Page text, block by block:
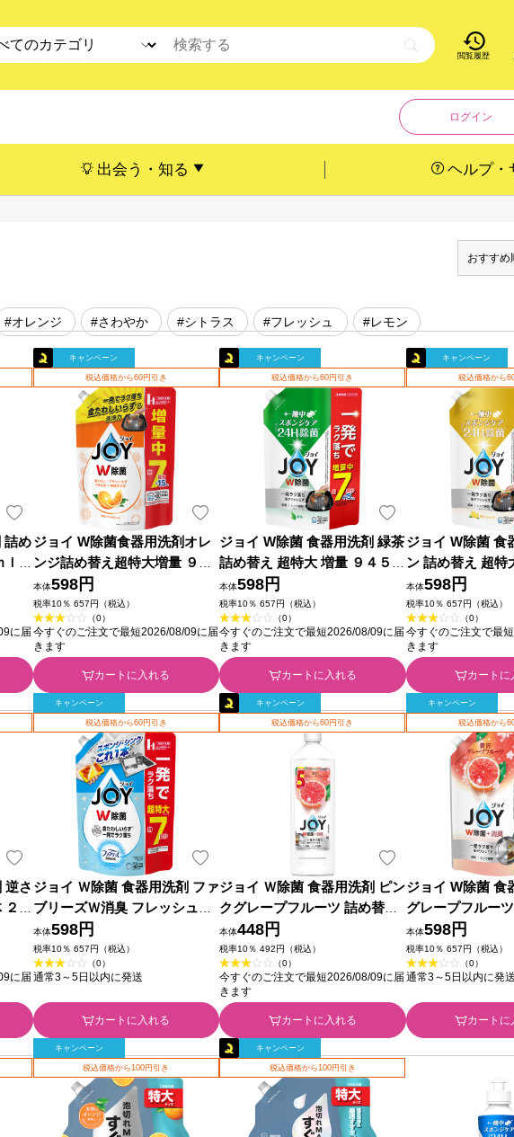
閲覧履歴
ログイン
出会う・知る ヘルプ・
#オレンジ #さわやか #シトラス #フレッシュ #レモン
詰め
に届
キャンペーン
税込価格から60円引き
ジョイ W除菌食器用洗剤オレ
ンジ詰め替え超特大増量 ９４
５ｍｌ Ｐ＆Ｇジャパン
本体598円
税率10％ 657円（税込）
（0）
今すぐのご注文で最短2026/08/09に届
きます
カートに入れる
キャンペーン
税込価格から60円引き
ジョイ W除菌 食器用洗剤 緑茶
詰め替え 超特大 増量 ９４５ｍ
ｌ Ｐ＆Ｇジャパン
本体598円
税率10％ 657円（税込）
（0）
今すぐのご注文で最短2026/08/09に届
きます
カートに入れる
キャンペーン
税込価格から
ジョイ W除菌 食
ン 詰め替え 超特
５ｍｌ Ｐ＆Ｇジャ
本体598円
税率10％ 657円（税込）
（0）
今すぐのご注文で最
きます
カートに
逆さ
９
に届
キャンペーン
税込価格から60円引き
ジョイ Ｗ除菌 食器用洗剤 ファ
ブリーズＷ消臭 フレッシュク
リーン 詰め替え 超特大 ９１０
ｍｌ Ｐ＆Ｇジャパン
本体598円
税率10％ 657円（税込）
（0）
通常3～5日以内に発送
カートに入れる
キャンペーン
税込価格から60円引き
ジョイ Ｗ除菌 食器用洗剤 ピン
クグレープフルーツ 詰め替え
６７０ｍｌ Ｐ＆Ｇジャパン
本体448円
税率10％ 492円（税込）
（0）
今すぐのご注文で最短2026/08/09に届
きます
カートに入れる
キャンペーン
税込価格から
ジョイ W除菌 食
グレープフルーツ
特大 ９１０ｍｌ
ン
本体598円
税率10％ 657円（税込）
（0）
通常3～5日以内に発送
カートに
キャンペーン
税込価格から100円引き
キャンペーン
税込価格から100円引き